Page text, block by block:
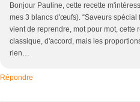
Bonjour Pauline, cette recette
mes 3 blancs d'œufs). “Saveurs spécial
vient de reprendre, mot pour mot, cette
classique, d'accord, mais les
rien…
Répondre